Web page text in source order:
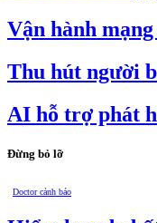
Vận hành
Thu hút người
AI hỗ trợ phát
Đừng bỏ lỡ
Doctor cảnh báo